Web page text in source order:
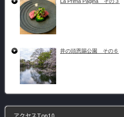
井の頭恩賜公園 その６
アクセスTop10